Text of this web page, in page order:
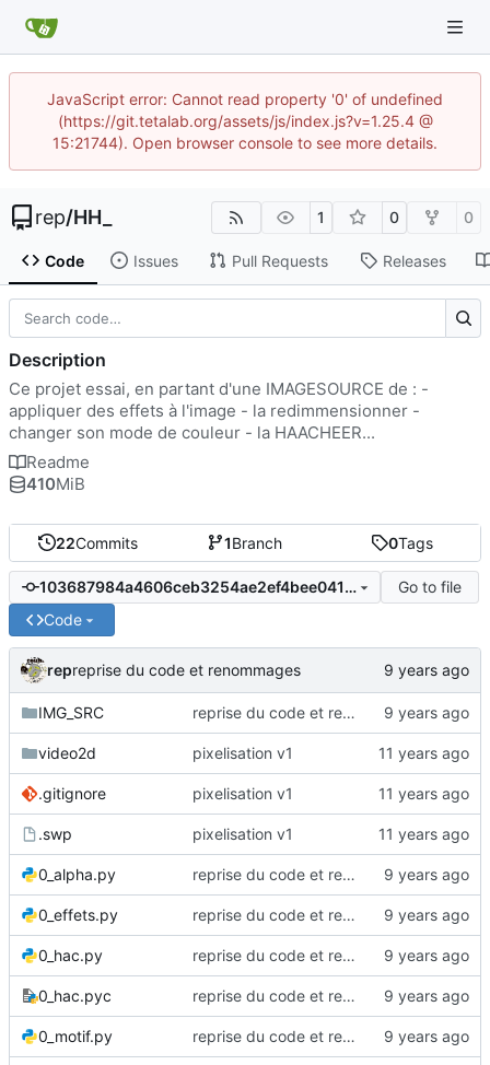
JavaScript error: Cannot read property '0' of undefined
(https://git.tetalab.org/assets/js/index.js?v=1.25.4 @
15:21744). Open browser console to see more details.
rep/HH_ 1 0 0
Code Issues Pull Requests Releases
22Commits 1Branch 0Tags
103687984a4606ceb3254ae2ef4bee04186d8161
Go to file
Code
repreprise du code et renommages
IMG_SRC reprise du code et renommages
video2d pixelisation v1
.gitignore pixelisation v1
.swp pixelisation v1
0_alpha.py reprise du code et renommages
0_effets.py reprise du code et renommages
0_hac.py reprise du code et renommages
0_hac.pyc reprise du code et renommages
0_motif.py reprise du code et renommages
Description
Ce projet essai, en partant d'une IMAGESOURCE de : -
appliquer des effets à l'image - la redimmensionner -
changer son mode de couleur - la HAACHEER...
Readme
410MiB